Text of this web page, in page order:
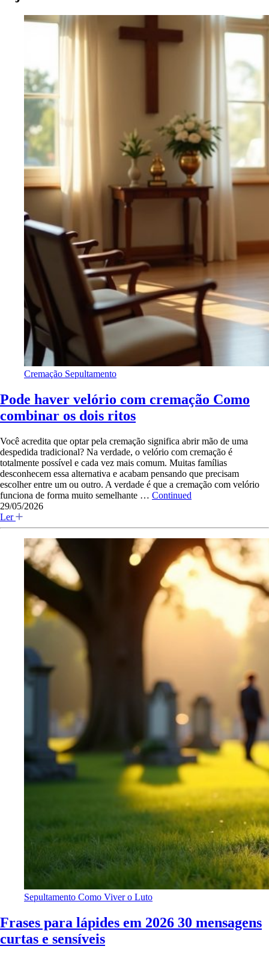
Cremação Sepultamento
Pode haver velório com cremação Como
combinar os dois ritos
Você acredita que optar pela cremação significa abrir mão de uma
despedida tradicional? Na verdade, o velório com cremação é
totalmente possível e cada vez mais comum. Muitas famílias
desconhecem essa alternativa e acabam pensando que precisam
escolher entre um ou outro. A verdade é que a cremação com velório
funciona de forma muito semelhante … Continued
29/05/2026
Ler
Sepultamento Como Viver o Luto
Frases para lápides em 2026 30 mensagens
curtas e sensíveis